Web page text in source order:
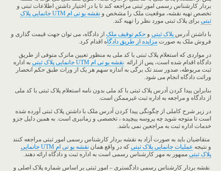
بردار کارشناس رسمی امور ثبتی مراجعه کند تا با در اختیار داشتن اطلاعات ثبتی و
تخصص تهیه نقشه، موقعیت ملک را مشخص و
نقشه یو تی ام UTM جانمایی پلاک
ثبتی برای پلاک ثبتی مورد نظر را تهیه کند.
با داشتن آدرس پلاک ثبتی و حکم توقیف ملک از دادگاه، می توان جهت قیمت گذاری و
فروش ملک به صورت مزایده از طریق دادگاه اقدام کرد.
در مواردی که استعلام پلاک ثبتی با کد ملی به منظور تعیین ماترک متوفی از طریق
دادگاه اقدام شده است، پس از ارائه نقشه یو تی ام UTM جانمایی پلاک ثبتی
به اداره
ثبت مربوطه، صدور سند تک برگی به اندازه سهم هر یک از وراث طبق حکم انحصار
وراثت دادگاه انجام می شود.
بنابراین پیدا کردن آدرس پلاک ثبتی با کد ملی بدون نامه استعلام پلاک ثبتی با کد ملی
از دادگاه و مراجعه به اداره ثبت غیرممکن است.
در زیر شرح کاملی از چگونگی پیدا کردن آدرس ملک با داشتن پلاک ثبتی آورده شده
است تا متوجه شوید چه پروسه پیچیده ، تخصصی و زمانبری است. به همین دلیل جزو
خدمات اداره ثبت به مراجعین نمی باشد.
متقاضیان باید به صورت آزاد به نقشه بردار کارشناس رسمی امور ثبتی مراجعه کنند
و نتیجه عملیات جانمایی پلاک ثبتی که در واقع همان
نقشه یو تی ام UTM جانمایی
پلاک ثبتی ممهور به مهر کارشناس رسمی است به اداره ثبت و دادگاه ارائه دهند.
نقشه بردار کارشناس رسمی دادگستری – امور ثبتی بر اساس شماره پلاک اصلی و